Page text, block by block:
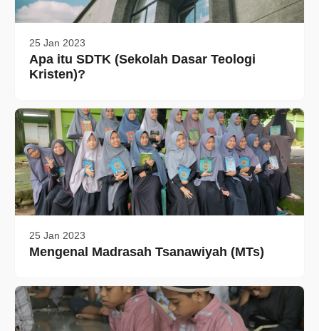
25 Jan 2023
Apa itu SDTK (Sekolah Dasar Teologi
Kristen)?
25 Jan 2023
Mengenal Madrasah Tsanawiyah (MTs)